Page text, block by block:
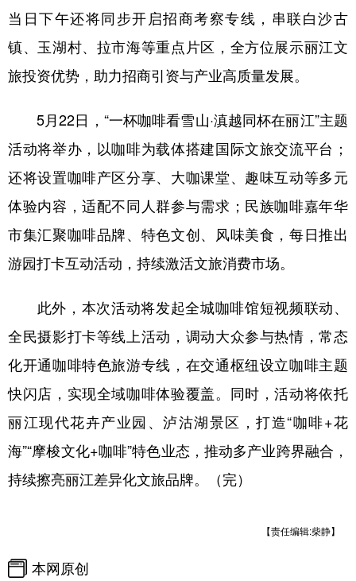
当日下午还将同步开启招商考察专线，串联白沙古
镇、玉湖村、拉市海等重点片区，全方位展示丽江文
旅投资优势，助力招商引资与产业高质量发展。
5月22日，“一杯咖啡看雪山·滇越同杯在丽江”主题
活动将举办，以咖啡为载体搭建国际文旅交流平台；
还将设置咖啡产区分享、大咖课堂、趣味互动等多元
体验内容，适配不同人群参与需求；民族咖啡嘉年华
市集汇聚咖啡品牌、特色文创、风味美食，每日推出
游园打卡互动活动，持续激活文旅消费市场。
此外，本次活动将发起全城咖啡馆短视频联动、
全民摄影打卡等线上活动，调动大众参与热情，常态
化开通咖啡特色旅游专线，在交通枢纽设立咖啡主题
快闪店，实现全域咖啡体验覆盖。同时，活动将依托
丽江现代花卉产业园、泸沽湖景区，打造“咖啡+花
海”“摩梭文化+咖啡”特色业态，推动多产业跨界融合，
持续擦亮丽江差异化文旅品牌。（完）
【责任编辑:柴静】
本网原创